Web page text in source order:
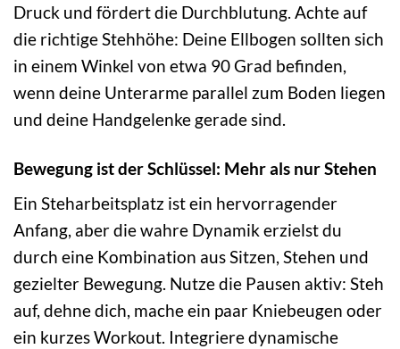
Druck und fördert die Durchblutung. Achte auf
die richtige Stehhöhe: Deine Ellbogen sollten sich
in einem Winkel von etwa 90 Grad befinden,
wenn deine Unterarme parallel zum Boden liegen
und deine Handgelenke gerade sind.
Bewegung ist der Schlüssel: Mehr als nur Stehen
Ein Steharbeitsplatz ist ein hervorragender
Anfang, aber die wahre Dynamik erzielst du
durch eine Kombination aus Sitzen, Stehen und
gezielter Bewegung. Nutze die Pausen aktiv: Steh
auf, dehne dich, mache ein paar Kniebeugen oder
ein kurzes Workout. Integriere dynamische